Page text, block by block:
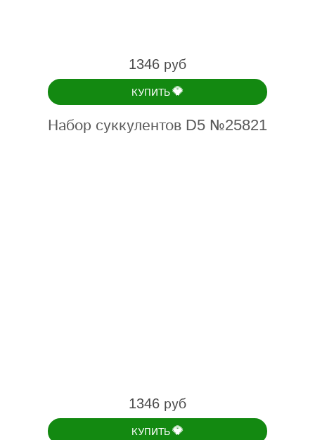
1346 руб
КУПИТЬ💎
Набор суккулентов D5 №25821
1346 руб
КУПИТЬ💎